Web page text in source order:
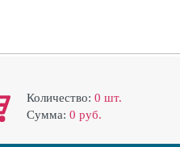
Количество: 0 шт.
Cумма: 0 руб.